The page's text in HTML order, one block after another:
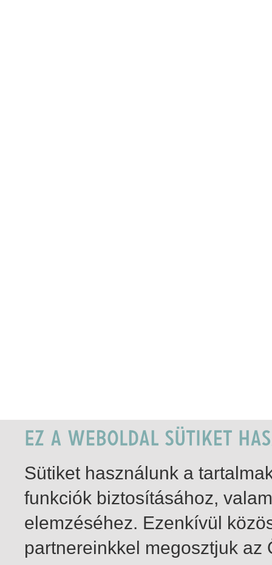
Sütiket használunk a
funkciók biztosításához,
elemzéséhez. Ezenkívül
partnereinkkel megosztjuk